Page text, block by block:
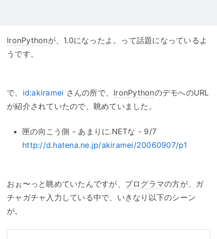
IronPythonが、1.0になったよ。って話題になっているよ
うです。
で、 id:akiramei さんの所で、 IronPythonのデモへのURL
が紹介されていたので、眺めていました。
匣の向こう側 - あまりに.NETな - 9/7
http://d.hatena.ne.jp/akiramei/20060907/p1
おぉ〜っと眺めていたんですが、 プログラマの方が、ガ
チャガチャ入力している中で、いきなり以下のシーン
が。